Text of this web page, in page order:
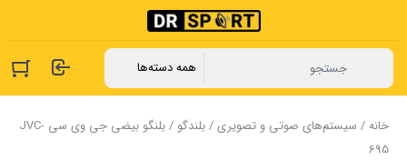
خانه/ سیستم‌های صوتی و تصویری/بلندگو
/ بلنگو بیضی جی وی سی JVC-
695